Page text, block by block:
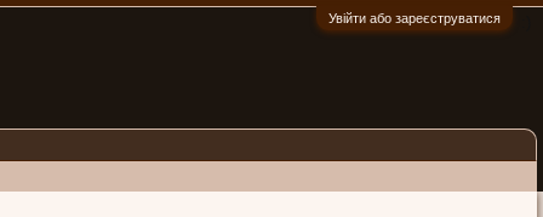
Увійти або зареєструватися